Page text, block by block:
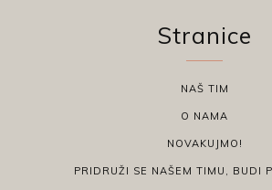
Stranice
NAŠ TIM
O NAMA
NOVAKUJMO!
PRIDRUŽI SE NAŠEM TIMU, BUDI